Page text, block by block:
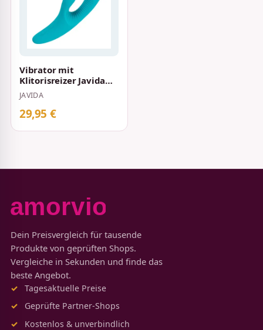
Vibrator mit
Klitorisreizer Javida
Türkis
JAVIDA
29,95 €
Dein Preisvergleich für tausende
Produkte von geprüften Shops.
Vergleiche in Sekunden und finde das
beste Angebot.
Tagesaktuelle Preise
Geprüfte Partner-Shops
Kostenlos & unverbindlich